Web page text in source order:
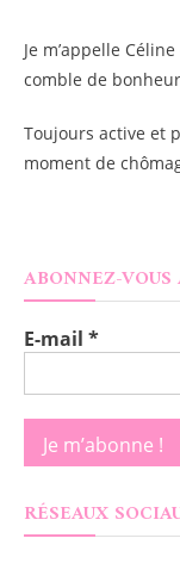
Je m’appelle Céline
comble de
Toujours active et
moment de
ABONNEZ-
E-mail *
RÉSEAUX